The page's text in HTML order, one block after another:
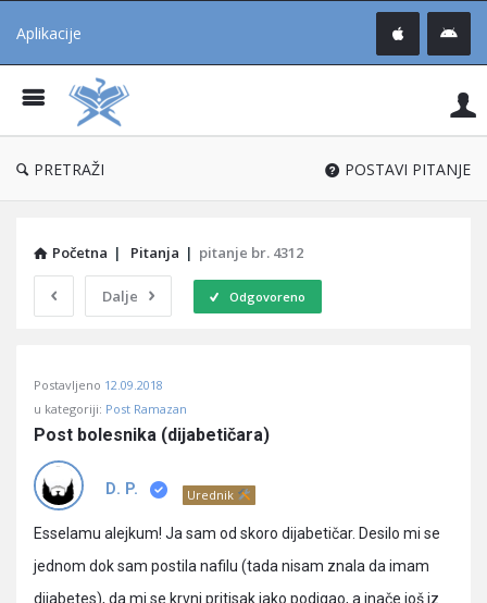
Aplikacije
®
PRETRAŽI POSTAVI PITANJE
Početna | Pitanja | pitanje br. 4312
Dalje Odgovoreno
Učene
Latest
Pitanja
Postavljeno 12.09.2018
u kategoriji: Post Ramazan
Post bolesnika (dijabetičara)
D. P. Urednik
Esselamu alejkum! Ja sam od skoro dijabetičar. Desilo mi se
jednom dok sam postila nafilu (tada nisam znala da imam
dijabetes), da mi se krvni pritisak jako podigao, a inače još iz